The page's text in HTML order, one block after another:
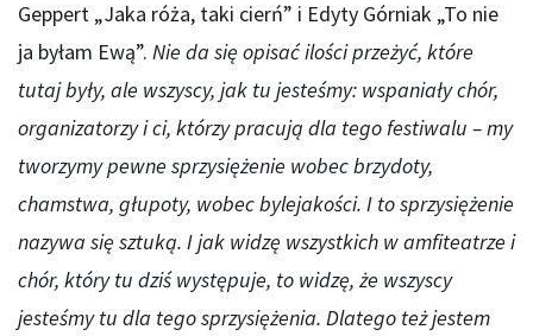
Geppert „Jaka róża, taki cierń” i Edyty Górniak „To nie
ja byłam Ewą”. Nie da się opisać ilości przeżyć, które
tutaj były, ale wszyscy, jak tu jesteśmy: wspaniały chór,
organizatorzy i ci, którzy pracują dla tego festiwalu – my
tworzymy pewne sprzysiężenie wobec brzydoty,
chamstwa, głupoty, wobec bylejakości. I to sprzysiężenie
nazywa się sztuką. I jak widzę wszystkich w amfiteatrze i
chór, który tu dziś występuje, to widzę, że wszyscy
jesteśmy tu dla tego sprzysiężenia. Dlatego też jestem